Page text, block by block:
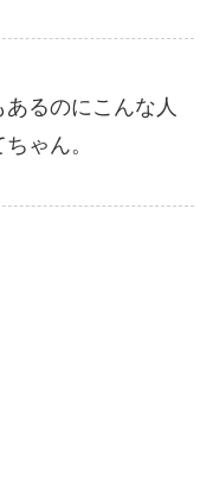
るのにこんな人
ゃん。